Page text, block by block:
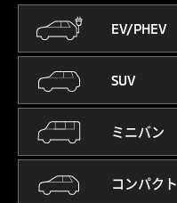
EV/PHEV
SUV
ミニバン
コンパクト